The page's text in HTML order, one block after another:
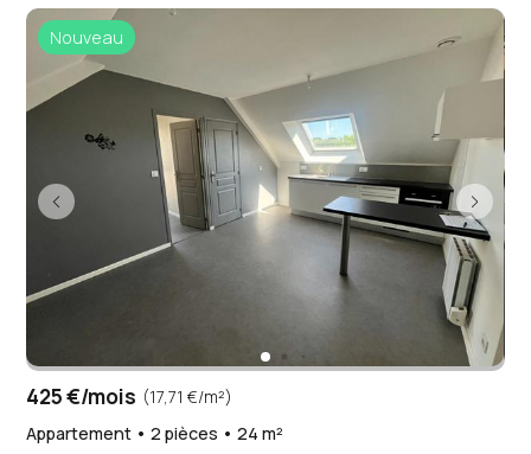
Nouveau
425 €/mois (17,71 €/m²)
Appartement • 2 pièces • 24 m²